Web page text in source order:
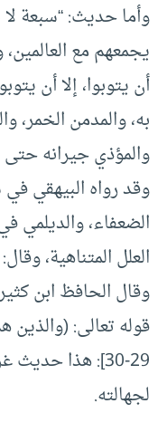
وأما حديث: “سبعة لا
يجمعهم مع العالمين،
أن يتوبوا، إلا أن
به، والمدمن الخمر،
والمؤذي جيرانه حتى
وقد رواه البيهقي
الضعفاء، والديلمي
العلل المتناهية،
وقال الحافظ ابن
قوله تعالى:
29-30]: هذا
لجهالته.